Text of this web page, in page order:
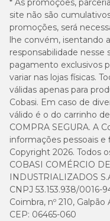
* As promoções,
site não são
promoções, será
lhe convém, isentando
responsabilidade nesse
pagamento exclusivos
variar nas lojas físicas.
válidas apenas para
Cobasi. Em caso de
válido é o do carrinho
COMPRA SEGURA. A
informações pessoais e
Copyright 2026. Todos
COBASI COMÉRCIO
INDUSTRIALIZADOS
CNPJ 53.153.938/0016-
Coimbra, nº 210,
CEP: 06465-060